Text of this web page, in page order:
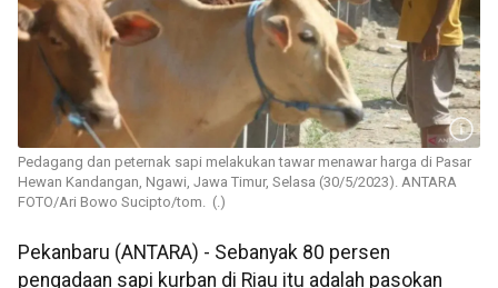
Pedagang dan peternak sapi melakukan tawar menawar harga di Pasar
Hewan Kandangan, Ngawi, Jawa Timur, Selasa (30/5/2023). ANTARA
FOTO/Ari Bowo Sucipto/tom. (.)
Pekanbaru (ANTARA) - Sebanyak 80 persen
pengadaan sapi kurban di Riau itu adalah pasokan